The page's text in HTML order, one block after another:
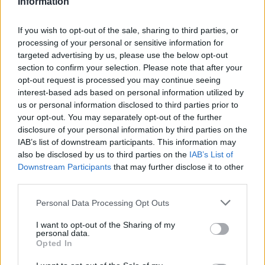
If you wish to opt-out of the sale, sharing to third parties, or
processing of your personal or sensitive information for
targeted advertising by us, please use the below opt-out
section to confirm your selection. Please note that after your
opt-out request is processed you may continue seeing
interest-based ads based on personal information utilized by
us or personal information disclosed to third parties prior to
your opt-out. You may separately opt-out of the further
disclosure of your personal information by third parties on the
IAB’s list of downstream participants. This information may
also be disclosed by us to third parties on the IAB’s List of
Downstream Participants that may further disclose it to other
Personal Data Processing Opt Outs
I want to opt-out of the Sharing of my
personal data.
Opted In
RECEPT FÖR NAANBRÖD KLICKA HÄR
INGREDIENSER
1 gul lök
2 vitlöksklyftor